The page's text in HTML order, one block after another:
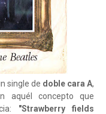
single de doble cara A,
aquél concepto que
"Strawberry fields